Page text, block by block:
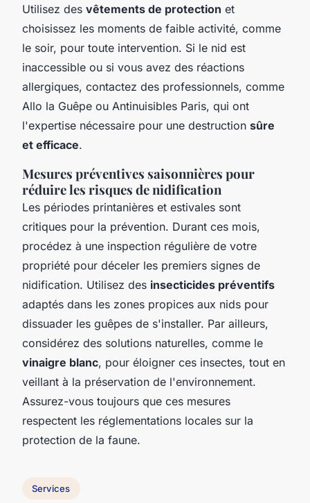
Utilisez des vêtements de protection et
choisissez les moments de faible activité, comme
le soir, pour toute intervention. Si le nid est
inaccessible ou si vous avez des réactions
allergiques, contactez des professionnels, comme
Allo la Guêpe ou Antinuisibles Paris, qui ont
l'expertise nécessaire pour une destruction sûre
et efficace.
Mesures préventives saisonnières pour
réduire les risques de nidification
Les périodes printanières et estivales sont
critiques pour la prévention. Durant ces mois,
procédez à une inspection régulière de votre
propriété pour déceler les premiers signes de
nidification. Utilisez des insecticides préventifs
adaptés dans les zones propices aux nids pour
dissuader les guêpes de s'installer. Par ailleurs,
considérez des solutions naturelles, comme le
vinaigre blanc, pour éloigner ces insectes, tout en
veillant à la préservation de l'environnement.
Assurez-vous toujours que ces mesures
respectent les réglementations locales sur la
protection de la faune.
Services